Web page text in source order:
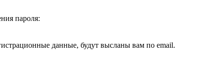
пароля:
данные, будут высланы вам по email.